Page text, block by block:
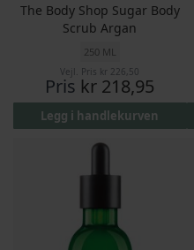
The Body Shop Sugar Body
Scrub Argan
250 ML
Vejl. Pris kr 226,50
Pris kr 218,95
Legg i handlekurven